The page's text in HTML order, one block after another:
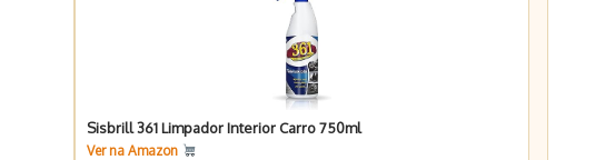
Sisbrill 361 Limpador Interior Carro 750ml
Ver na Amazon